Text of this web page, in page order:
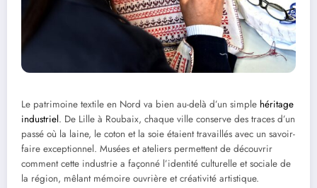
Le patrimoine textile en Nord va bien au-delà d’un simple héritage
industriel. De Lille à Roubaix, chaque ville conserve des traces d’un
passé où la laine, le coton et la soie étaient travaillés avec un savoir-
faire exceptionnel. Musées et ateliers permettent de découvrir
comment cette industrie a façonné l’identité culturelle et sociale de
la région, mêlant mémoire ouvrière et créativité artistique.